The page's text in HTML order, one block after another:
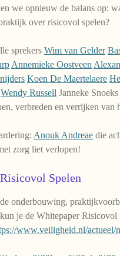
we opnieuw de balans op:
over risicovol spelen?
sprekers Wim van Gelder
Annemieke Oostveen
Koen De Maertelaere
Wendy Russell Janneke
verbreden en verrijken van
Anouk Andreae die
zorg liet verlopen!
Spelen
onderbouwing,
je de Whitepaper Risicovol
www.veiligheid.nl/actueel/